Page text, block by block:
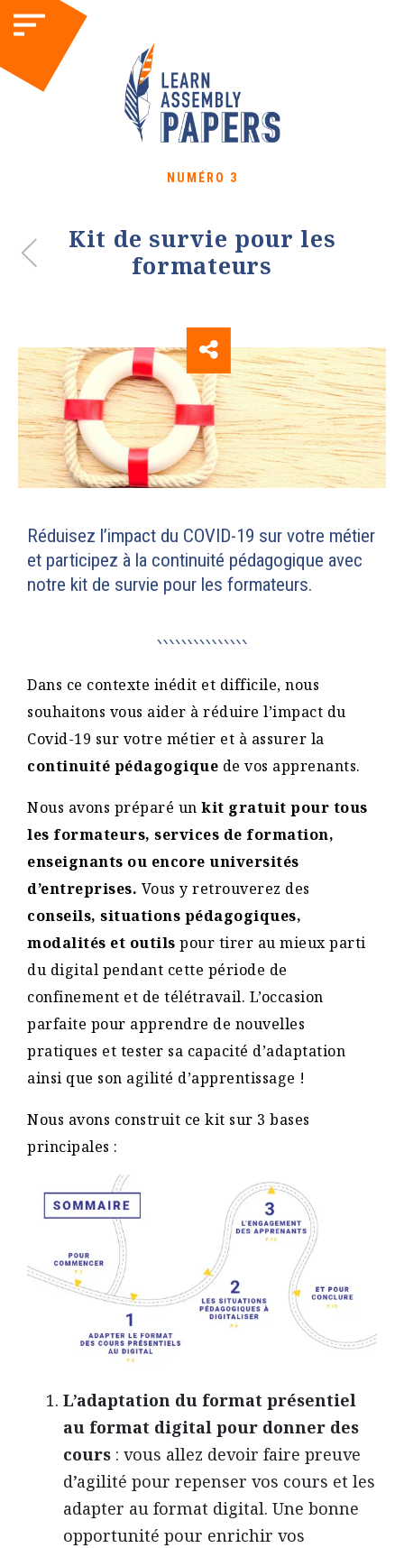
NUMÉRO 3
Kit de survie pour les
formateurs
Réduisez l’impact du COVID-19 sur votre métier
et participez à la continuité pédagogique avec
notre kit de survie pour les formateurs.
Dans ce contexte inédit et difficile, nous
souhaitons vous aider à réduire l’impact du
Covid-19 sur votre métier et à assurer la
continuité pédagogique de vos apprenants.
Nous avons préparé un kit gratuit pour tous
les formateurs, services de formation,
enseignants ou encore universités
d’entreprises. Vous y retrouverez des
conseils, situations pédagogiques,
modalités et outils pour tirer au mieux parti
du digital pendant cette période de
confinement et de télétravail. L’occasion
parfaite pour apprendre de nouvelles
pratiques et tester sa capacité d’adaptation
ainsi que son agilité d’apprentissage !
Nous avons construit ce kit sur 3 bases
principales :
L’adaptation du format présentiel
au format digital pour donner des
cours : vous allez devoir faire preuve
d’agilité pour repenser vos cours et les
adapter au format digital. Une bonne
opportunité pour enrichir vos